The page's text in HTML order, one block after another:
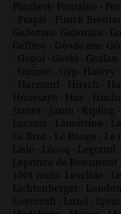
Flaubert- Fontaine -
- Frapié - Funck
Gaboriau- Gaboriau -
Geffroy - Géode am-
- Gogol - Gorki - Gozlan
- Guimet - Gyp- Halévy -
- Hermant - Hirsch -
Houssaye - Huc -
James - Janin - Kipling -
Lacroix - Lamartine -
Le Braz - Le Rouge - Le
Lisle - Lecoq - Legrand -
Leprince de Beaumont
1001 nuits- Lesclide -
Lichtenberger - London
Lovecraft - Luzel -